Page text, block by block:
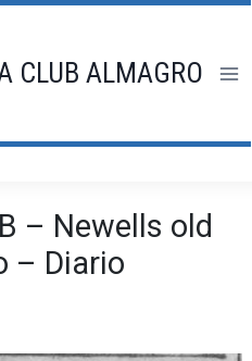
CLUB ALMAGRO
– Newells old
– Diario